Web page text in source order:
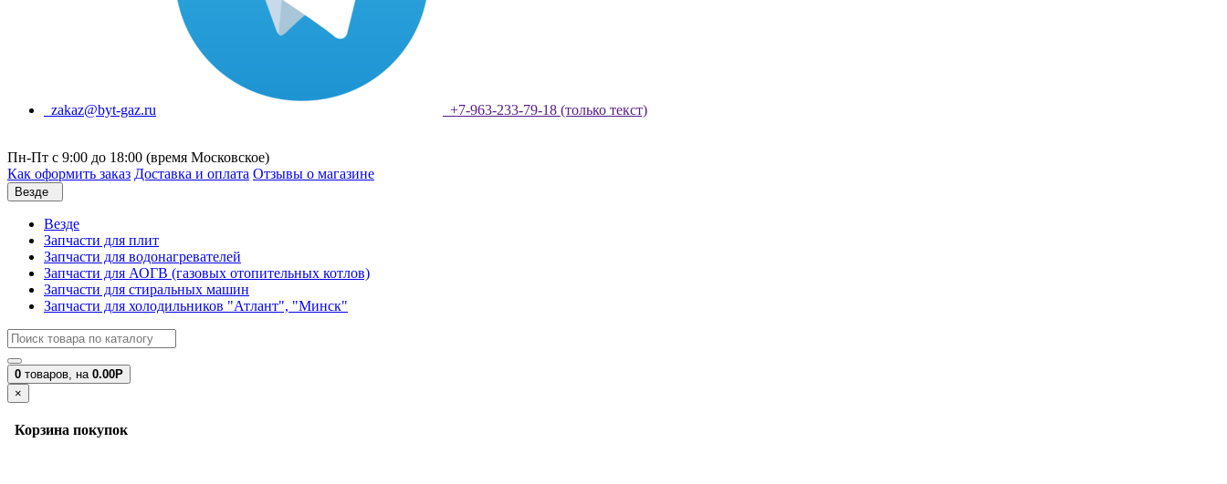
zakaz@byt-gaz.ru +7-963-233-79-18 (только текст)
Пн-Пт с 9:00 до 18:00 (время Московское)
Как оформить заказ Доставка и оплата Отзывы о магазине
Везде
Везде
Запчасти для плит
Запчасти для водонагревателей
Запчасти для АОГВ (газовых отопительных котлов)
Запчасти для стиральных машин
Запчасти для холодильников "Атлант", "Минск"
0 товаров, на 0.00Р
×
Корзина покупок